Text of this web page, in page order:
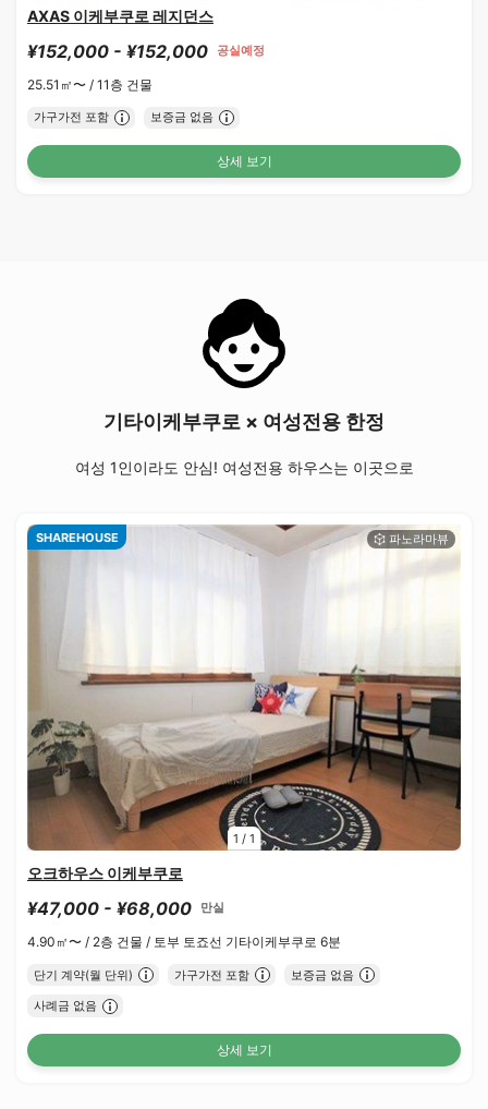
AXAS 이케부쿠로 레지던스
¥152,000 - ¥152,000 공실예정
25.51㎡〜 / 11층 건물
가구가전 포함 보증금 없음
상세 보기
기타이케부쿠로 × 여성전용 한정
여성 1인이라도 안심! 여성전용 하우스는 이곳으로
1 / 1
SHAREHOUSE
오크하우스 이케부쿠로
¥47,000 - ¥68,000 만실
4.90㎡〜 / 2층 건물 / 토부 토죠선 기타이케부쿠로 6분
단기 계약(월 단위) 가구가전 포함 보증금 없음
사례금 없음
상세 보기